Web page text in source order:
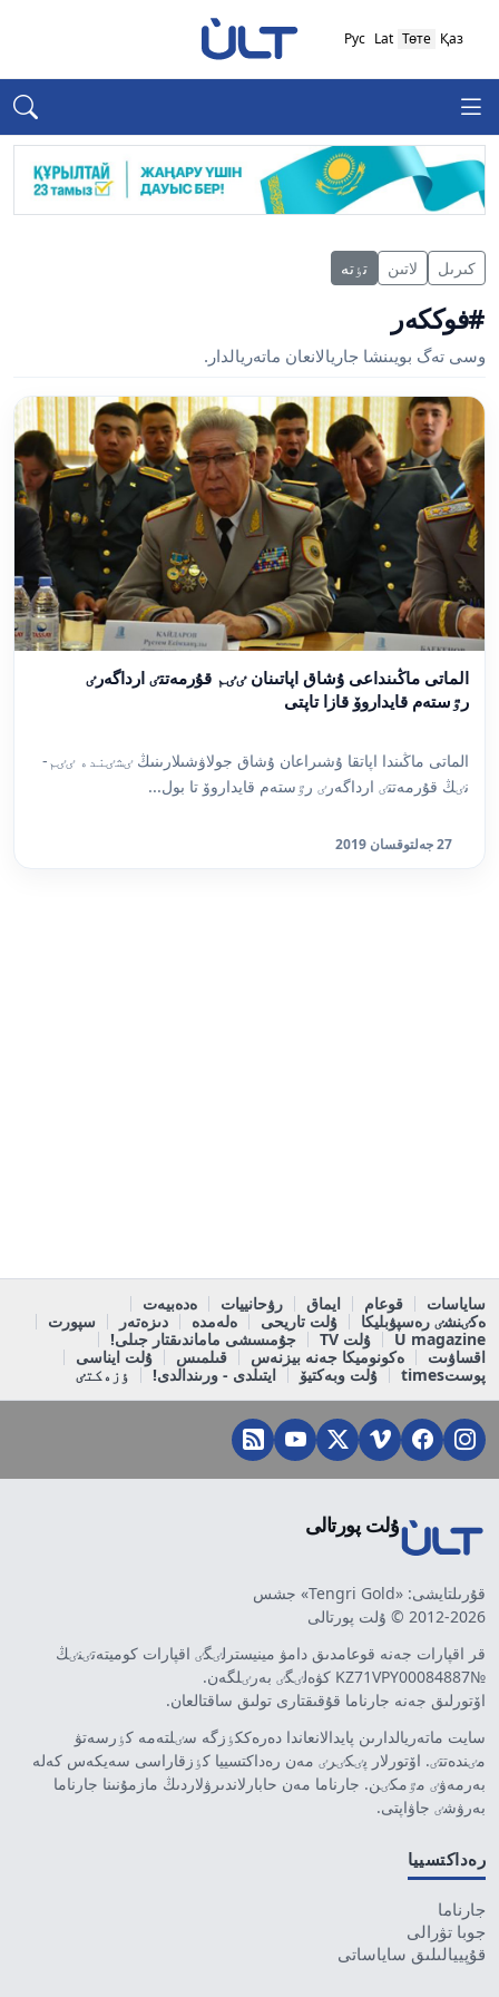
Қаз
Төте
Lat
Рус
كىرىل لاتىن تٶتە
#فوككەر
وسى تەگ بويىنشا جاريالانعان ماتەريالدار.
الماتى ماڭىنداعى ۇشاق اپاتىنان ٸٸم قۇرمەتتٸ ارداگەرٸ
رٷستەم قايداروۆ قازا تاپتى
الماتى ماڭىندا اپاتقا ۇشىراعان ۇشاق جولاۋشىلارىنىڭ ٸشٸندە ٸٸم-
نٸڭ قۇرمەتتٸ ارداگەرٸ رٷستەم قايداروۆ تا بول...
27 جەلتوقسان 2019
ساياسات قوعام ايماق رۋحانييات
ەدەبيەت
ەكٸنشٸ رەسپۋبليكا
ۇلت تاريحى ەلەمدە دىزەتەر
سپورت
U magazine
ۇلت TV
جۇمىسشى ماماندىقتار جىلى!
اقساۋىت
ەكونوميكا جەنە بيزنەس قىلمىس
ۇلت ايناسى
پوستtimes
ۇلت وبەكتيۆ ايتىلدى - ورىندالدى! ٶزەكتٸ
ۇلت پورتالى
قۇرىلتايشى: «Tengri Gold» جشس
2012-2026 © ۇلت پورتالى
قر اقپارات جەنە قوعامدىق دامۋ مينيسترلٸگٸ اقپارات كوميتەتٸنٸڭ
№KZ71VPY00084887 كۋەلٸگٸ بەرٸلگەن.
اۆتورلىق جەنە جارناما قۇقىقتارى تولىق ساقتالعان.
سايت ماتەريالدارىن پايدالانعاندا دەرەككٶزگە سٸلتەمە كٶرسەتۋ
مٸندەتتٸ. اۆتورلار پٸكٸرٸ مەن رەداكتسييا كٶزقاراسى سەيكەس كەلە
بەرمەۋٸ مٷمكٸن. جارناما مەن حابارلاندىرۋلاردىڭ مازمۇنىنا جارناما
بەرۋشٸ جاۋاپتى.
رەداكتسييا
جارناما
جوبا تۋرالى
قۇپييالىلىق ساياساتى